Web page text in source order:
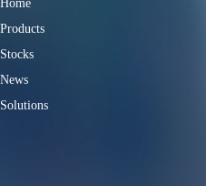
Home
Products
Stocks
News
Solutions